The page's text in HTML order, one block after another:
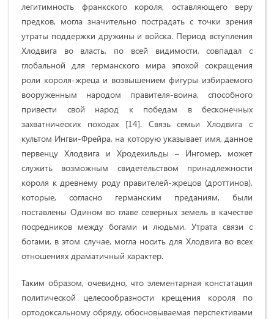
легитимность франкского короля, оставляющего веру
предков, могла значительно пострадать с точки зрения
утраты поддержки дружины и войска. Период вступления
Хлодвига во власть, по всей видимости, совпадал с
глобальной для германского мира эпохой сокращения
роли короля-жреца и возвышением фигуры избираемого
вооруженным народом правителя-воина, способного
привести свой народ к победам в бесконечных
захватнических походах [14]. Связь семьи Хлодвига с
культом Ингви-Фрейра, на которую указывает имя, данное
первенцу Хлодвига и Хродехильды – Ингомер, может
служить возможным свидетельством принадлежности
короля к древнему роду правителей-жрецов (дроттинов),
которые, согласно германским преданиям, были
поставлены Одином во главе северных земель в качестве
посредников между богами и людьми. Утрата связи с
богами, в этом случае, могла носить для Хлодвига во всех
отношениях драматичный характер.
Таким образом, очевидно, что элементарная констатация
политической целесообразности крещения короля по
ортодоксальному обряду, обосновываемая перспективами